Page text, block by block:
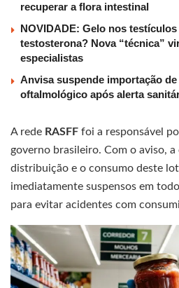
recuperar a flora intestinal
NOVIDADE: Gelo nos
testosterona? Nova “técnica”
especialistas
Anvisa suspende importação
oftalmológico após alerta
A rede RASFF foi a responsável
governo brasileiro. Com o aviso, a
distribuição e o consumo deste
imediatamente suspensos em
para evitar acidentes com